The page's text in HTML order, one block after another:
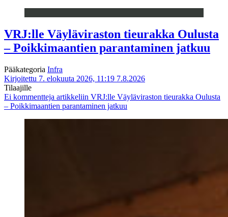
VRJ:lle Väyläviraston tieurakka Oulusta
– Poikkimaantien parantaminen jatkuu
Pääkategoria Infra
Kirjoitettu 7. elokuuta 2026, 11:19 7.8.2026
Tilaajille
Ei kommentteja artikkeliin VRJ:lle Väyläviraston tieurakka Oulusta
– Poikkimaantien parantaminen jatkuu